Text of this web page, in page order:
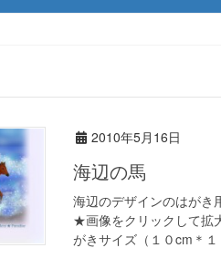
2010年5月16日
海辺の馬
海辺のデザインのはがき
★画像をクリックして拡
がきサイズ（１０cm＊